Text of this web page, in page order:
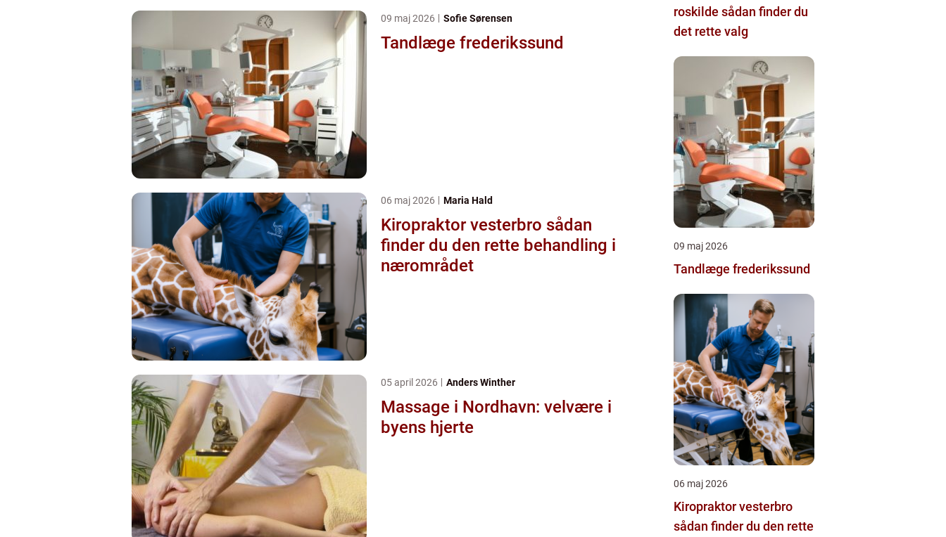
09 maj 2026 Sofie Sørensen
Tandlæge frederikssund
06 maj 2026 Maria Hald
Kiropraktor vesterbro sådan
finder du den rette behandling i
nærområdet
05 april 2026 Anders Winther
Massage i Nordhavn: velvære i
byens hjerte
roskilde sådan finder du
det rette valg
09 maj 2026
Tandlæge frederikssund
06 maj 2026
Kiropraktor vesterbro
sådan finder du den rette